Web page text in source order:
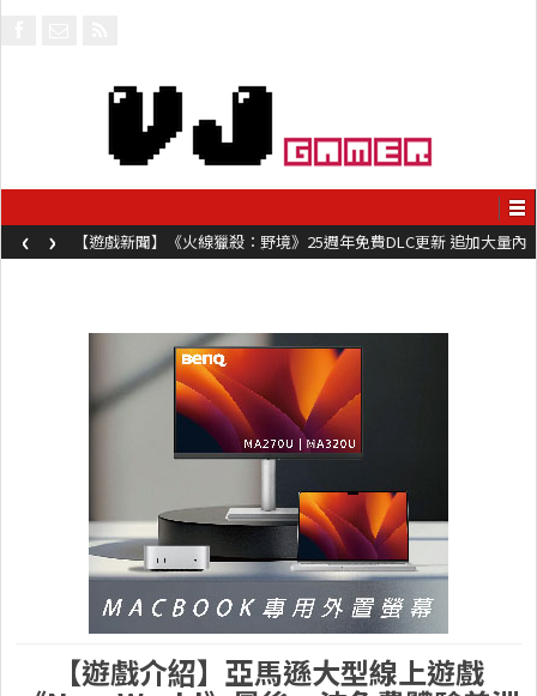
【遊戲新聞】《火線獵殺：野境》25週年免費DLC更新 追加大量內
容同時系舊作限時超平價折扣
‹ ›
【遊戲介紹】亞馬遜大型線上遊戲